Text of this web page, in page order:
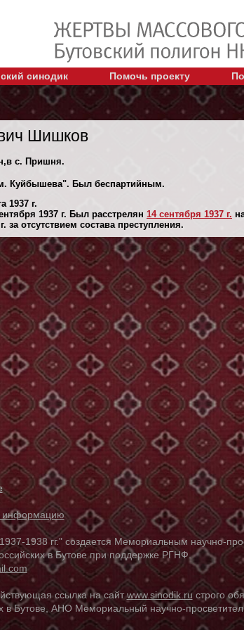
синодик Помочь проекту
Шишков
с. Пришня.
Куйбышева". Был беспартийным.
1937 г.
1937 г. Был расстрелян 14 сентября 1937 г.
отсутствием состава преступления.
информацию
гг." создается Мемориальным научно-
в Бутове при поддержке РГНФ.
ссылка на сайтwww.sinodik.ru строго
Бутове, АНО Мемориальный научно-